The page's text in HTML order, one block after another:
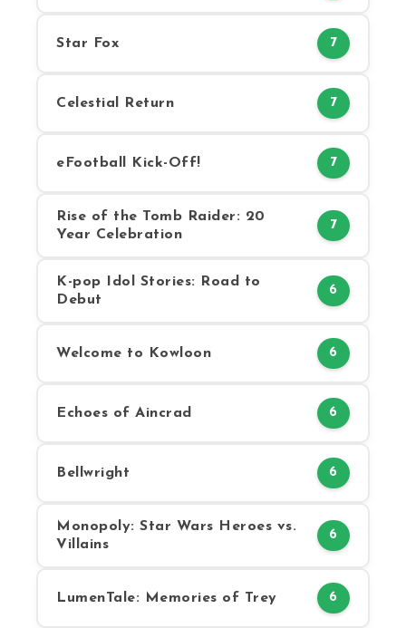
Star Fox 7
Celestial Return 7
eFootball Kick-Off! 7
Rise of the Tomb Raider: 20
Year Celebration
7
K-pop Idol Stories: Road to
Debut
6
Welcome to Kowloon 6
Echoes of Aincrad 6
Bellwright 6
Monopoly: Star Wars Heroes vs.
Villains
6
LumenTale: Memories of Trey 6